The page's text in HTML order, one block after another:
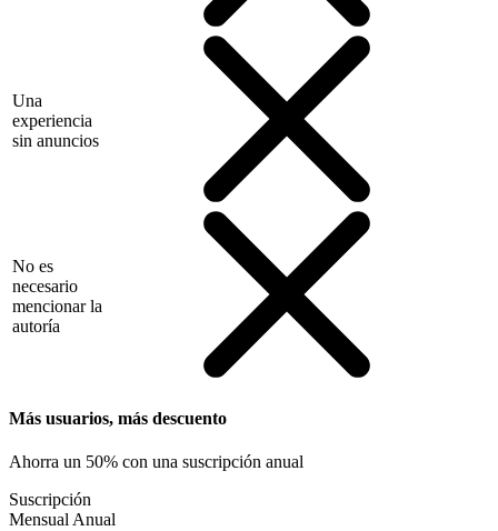
Una
experiencia
sin anuncios
No es
necesario
mencionar la
autoría
Más usuarios, más descuento
Ahorra un 50% con una suscripción anual
Suscripción
Mensual Anual